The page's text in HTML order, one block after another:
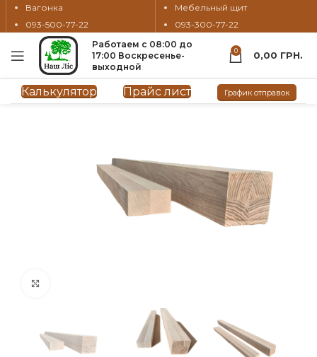
Вагонка
093-500-77-22
Мебельный щит
093-300-77-22
Работаем с 08:00 до
17:00 Воскресенье-
выходной
0 0,00 ГРН.
Калькулятор Прайс лист График отправок